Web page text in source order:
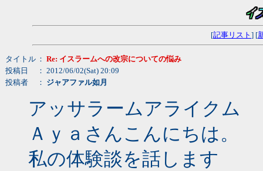
[記事リスト ] [
タイトル ： Re: イスラームへの改宗についての悩み
投稿日
： 2012/06/02(Sat) 20:09
投稿者
： ジャアファル如月
アッサラームアライクム
Ａｙａさんこんにちは。
私の体験談を話します